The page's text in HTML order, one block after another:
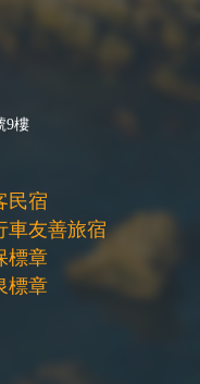
9樓
民宿
車友善旅宿
標章
標章